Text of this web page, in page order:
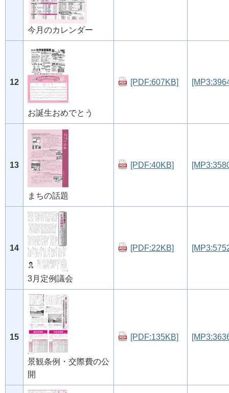
今月のカレンダー
12
お誕生おめでとう
[PDF:607KB]
13
まちの話題
[PDF:40KB]
14
3月定例議会
[PDF:22KB]
15
景観条例・交際費の公
開
[PDF:135KB]